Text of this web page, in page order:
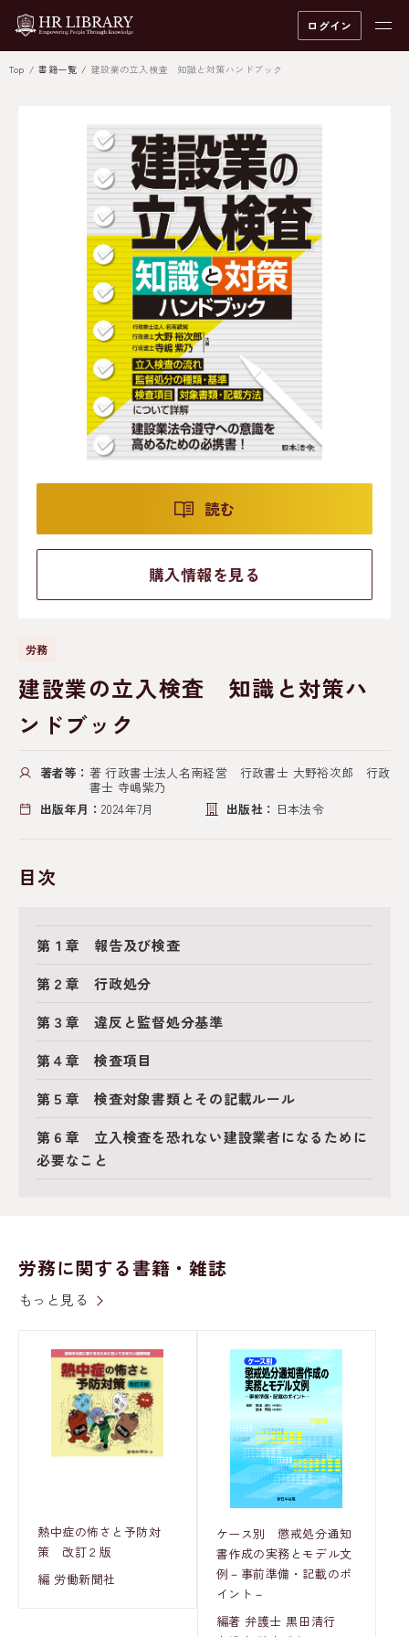
ログイン
Top 書籍一覧 建設業の立入検査 知識と対策ハンドブック
読む
購入情報を見る
労務
建設業の立入検査 知識と対策ハ
ンドブック
著者等： 著 行政書士法人名南経営 行政書士 大野裕次郎 行政
書士 寺嶋紫乃
出版年月： 2024年7月 出版社： 日本法令
目次
第１章 報告及び検査
第２章 行政処分
第３章 違反と監督処分基準
第４章 検査項目
第５章 検査対象書類とその記載ルール
第６章 立入検査を恐れない建設業者になるために
必要なこと
労務に関する書籍・雑誌
もっと見る
熱中症の怖さと予防対
策 改訂２版
編 労働新聞社
ケース別 懲戒処分通知
書作成の実務とモデル文
例－事前準備・記載のポ
イント－
編著 弁護士 黒田清行